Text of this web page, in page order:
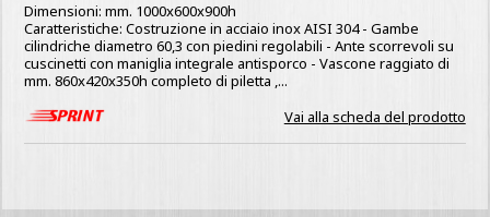
Dimensioni: mm. 1000x600x900h
Caratteristiche: Costruzione in acciaio inox AISI 304 - Gambe
cilindriche diametro 60,3 con piedini regolabili - Ante scorrevoli su
cuscinetti con maniglia integrale antisporco - Vascone raggiato di
mm. 860x420x350h completo di piletta ,...
Vai alla scheda del prodotto